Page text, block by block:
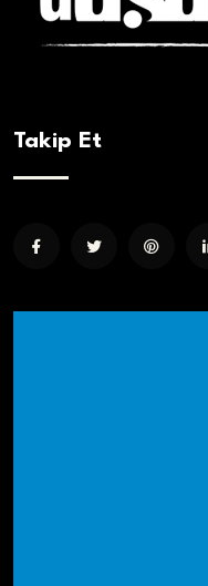
Takip Et